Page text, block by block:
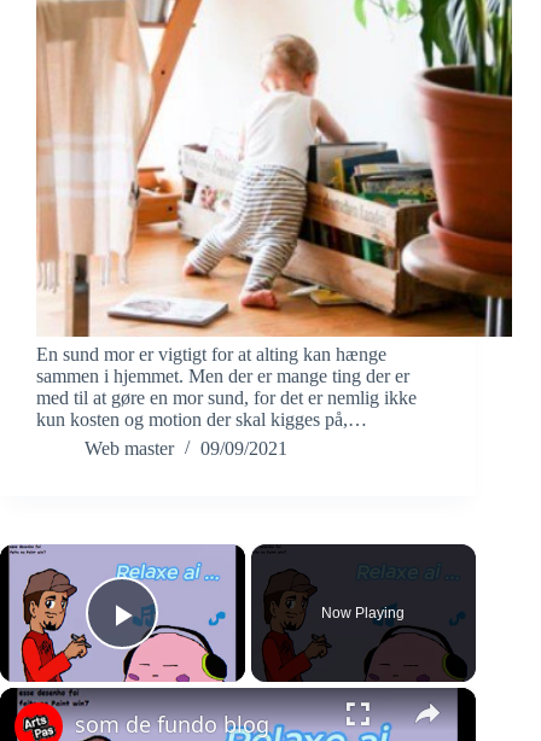
En sund mor er vigtigt for at alting kan hænge
sammen i hjemmet. Men der er mange ting der er
med til at gøre en mor sund, for det er nemlig ikke
kun kosten og motion der skal kigges på,…
Web master
09/09/2021
×
Play Video
Now Playing
×
som de fundo blog